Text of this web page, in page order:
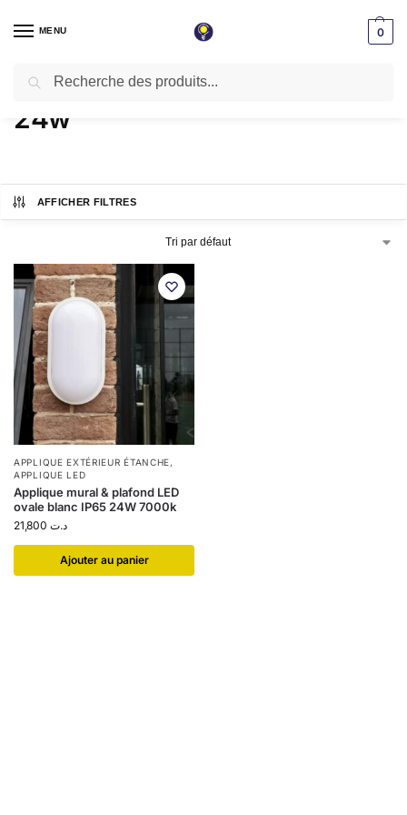
MENU 0
Accueil / Produits identifiés “24w”
24w
AFFICHER FILTRES
APPLIQUE EXTÉRIEUR ÉTANCHE,
APPLIQUE LED
Applique mural & plafond LED
ovale blanc IP65 24W 7000k
د.ت
Ajouter au panier